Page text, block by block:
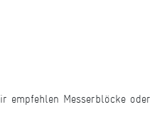
empfehlen Messerblöcke oder